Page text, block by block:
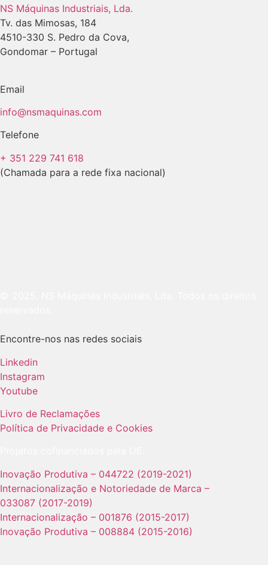
NS Máquinas Industriais, Lda.
Tv. das Mimosas, 184
4510-330 S. Pedro da Cova,
Gondomar – Portugal
Email
info@nsmaquinas.com
Telefone
+ 351 229 741 618
(Chamada para a rede fixa nacional)
Encontre-nos nas redes sociais
Linkedin
Instagram
Youtube
Livro de Reclamações
Política de Privacidade e Cookies
Inovação Produtiva – 044722 (2019-2021)
Internacionalização e Notoriedade de Marca –
033087 (2017-2019)
Internacionalização – 001876 (2015-2017)
Inovação Produtiva – 008884 (2015-2016)